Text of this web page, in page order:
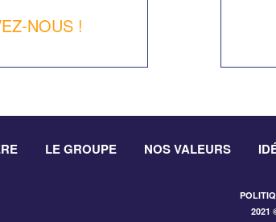
NOUS !
LE GROUPE NOS VALEURS
2021